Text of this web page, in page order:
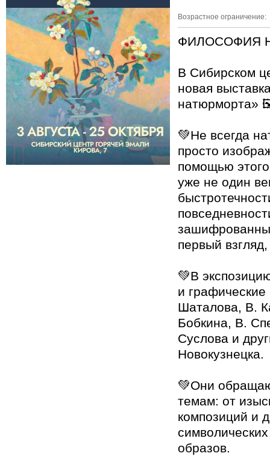
Возрастное ограничение:
ФИЛОСОФИЯ
В Сибирском
новая
натюрморта»
💚Не всегда
просто
помощью
уже не один
первый
💚В
и
Шаталова, В.
Бобкина, В.
Суслова и
Новокузнецка.
💚Они
темам: от
композиций и
образов.